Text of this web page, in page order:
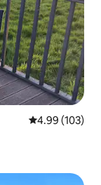
レビュー103
4.99 (103)